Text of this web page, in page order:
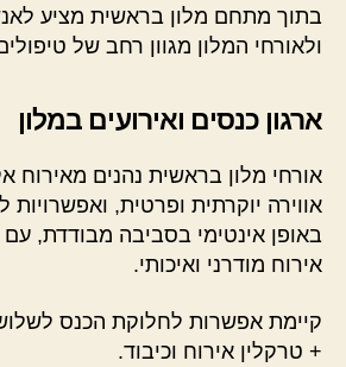
בתוך מתחם מלון בראשית מציע
ולאורחי המלון מגוון רחב של
ארגון כנסים ואירועים במלון
אורחי מלון בראשית נהנים מאירוח
אווירה יוקרתית ופרטית, ואפשרויות
באופן אינטימי בסביבה מבודדת,
אירוח מודרני ואיכותי.
קיימת אפשרות לחלוקת הכנס
+ טרקלין אירוח וכיבוד.